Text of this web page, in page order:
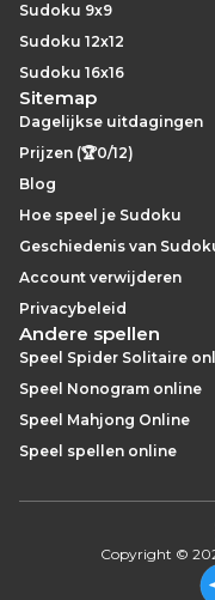
Sudoku 9x9
Sudoku 12x12
Sudoku 16x16
Sitemap
Dagelijkse uitdagingen
Prijzen (🏆0/12)
Blog
Hoe speel je Sudoku
Geschiedenis van
Account verwijderen
Privacybeleid
Andere spellen
Speel Spider Solitaire
Speel Nonogram online
Speel Mahjong Online
Speel spellen online
Copyright ©